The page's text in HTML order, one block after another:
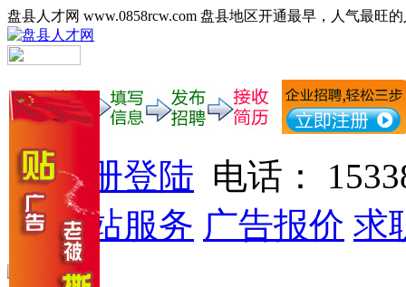
盘县人才网 www.0858rcw.com 盘县地区开通最早，人气最旺
注册登陆 电话：
网站服务 广告报价 求